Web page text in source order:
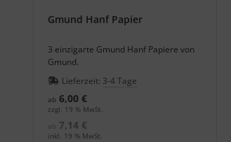
Gmund Hanf Papier
3 einzigarte Gmund Hanf Papiere von
Gmund.
Lieferzeit: 3-4 Tage
ab 6,00 €
zzgl. 19 % MwSt.
ab
7,14 €
inkl. 19 % MwSt.